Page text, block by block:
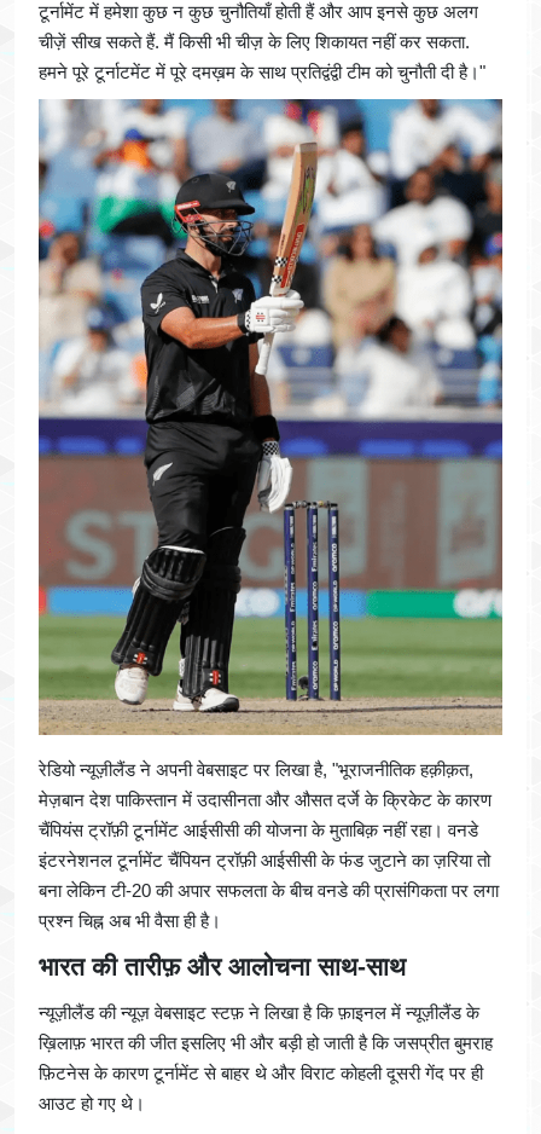
टूर्नामेंट में हमेशा कुछ न कुछ चुनौतियाँ होती हैं और आप इनसे कुछ अलग
चीज़ें सीख सकते हैं. मैं किसी भी चीज़ के लिए शिकायत नहीं कर सकता.
हमने पूरे टूर्नाटमेंट में पूरे दमख़म के साथ प्रतिद्वंद्वी टीम को चुनौती दी है।"
रेडियो न्यूज़ीलैंड ने अपनी वेबसाइट पर लिखा है, "भूराजनीतिक हक़ीक़त,
मेज़बान देश पाकिस्तान में उदासीनता और औसत दर्जे के क्रिकेट के कारण
चैंपियंस ट्रॉफ़ी टूर्नामेंट आईसीसी की योजना के मुताबिक़ नहीं रहा। वनडे
इंटरनेशनल टूर्नामेंट चैंपियन ट्रॉफ़ी आईसीसी के फंड जुटाने का ज़रिया तो
बना लेकिन टी-20 की अपार सफलता के बीच वनडे की प्रासंगिकता पर लगा
प्रश्न चिह्न अब भी वैसा ही है।
भारत की तारीफ़ और आलोचना साथ-साथ
न्यूज़ीलैंड की न्यूज़ वेबसाइट स्टफ़ ने लिखा है कि फ़ाइनल में न्यूज़ीलैंड के
ख़िलाफ़ भारत की जीत इसलिए भी और बड़ी हो जाती है कि जसप्रीत बुमराह
फ़िटनेस के कारण टूर्नामेंट से बाहर थे और विराट कोहली दूसरी गेंद पर ही
आउट हो गए थे।